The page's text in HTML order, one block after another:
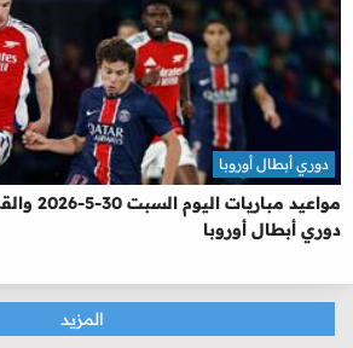
مواعيد
دوري أبطال أوروبا
دوري أبطال أوروبا
المزيد